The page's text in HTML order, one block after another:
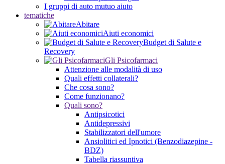
I gruppi di auto mutuo aiuto
tematiche
Abitare
Aiuti economici
Budget di Salute e
Recovery
Gli Psicofarmaci
Attenzione alle modalità di uso
Quali effetti collaterali?
Che cosa sono?
Come funzionano?
Quali sono?
Antipsicotici
Antidepressivi
Stabilizzatori dell'umore
Ansiolitici ed Ipnotici (Benzodiazepine -
BDZ)
Tabella riassuntiva